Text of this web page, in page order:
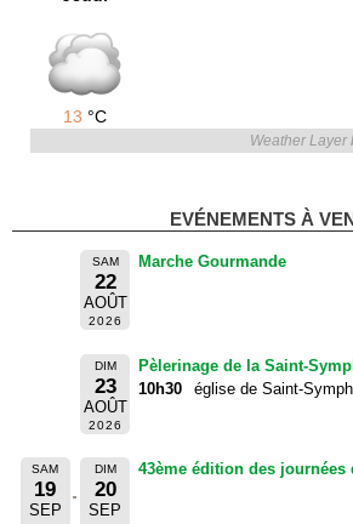
13 °C
Weather Layer
EVÉNEMENTS À
SAM
22
AOÛT
2026
Marche Gourmande
DIM
23
AOÛT
2026
Pèlerinage de la Saint-
10h30
église de Saint-
SAM
19
SEP
DIM
20
SEP
43ème édition des